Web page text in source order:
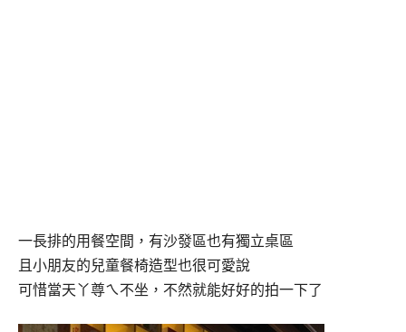
一長排的用餐空間，有沙發區也有獨立桌區
且小朋友的兒童餐椅造型也很可愛說
可惜當天丫尊ㄟ不坐，不然就能好好的拍一下了